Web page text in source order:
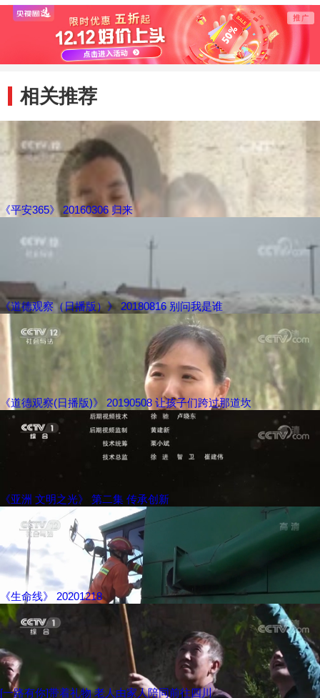
相关推荐
《平安365》 20160306 归来
《道德观察（日播版）》 20180816 别问我是谁
《道德观察(日播版)》 20190508 让孩子们跨过那道坎
《亚洲 文明之光》 第二集 传承创新
《生命线》 20201218
[一路有你]带着礼物 老人由家人陪同前往四川